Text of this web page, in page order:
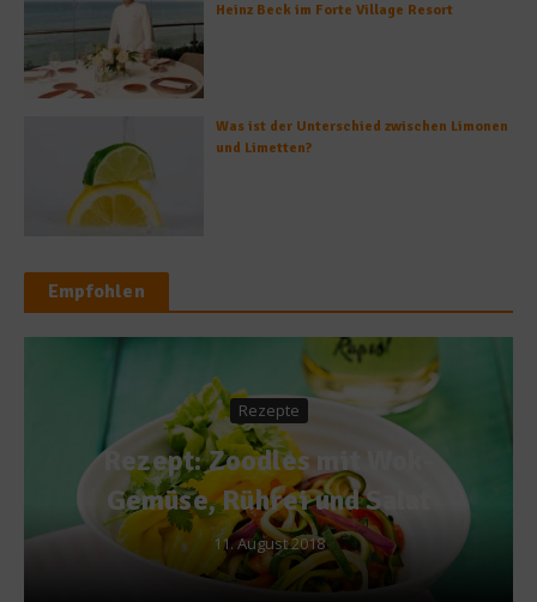
Heinz Beck im Forte Village Resort
Was ist der Unterschied zwischen Limonen
und Limetten?
Empfohlen
Rezepte
Rezept: Zoodles mit Wok-
Gemüse, Rührei und Salat
11. August 2018